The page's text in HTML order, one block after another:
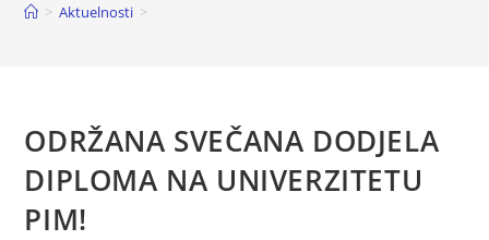
> Aktuelnosti >
ODRŽANA SVEČANA DODJELA
DIPLOMA NA UNIVERZITETU
PIM!